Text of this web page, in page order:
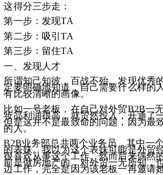
这得分三步走：
第一步：发现TA
第二步：吸引TA
第三步：留住TA
一、发现人才
所谓知己知彼，百战不殆。发现优秀
定要明确地知道，自己需要什么样的
有比较清晰的画像。
比如一号老板，在自己对外贸B2B一
妆品利润很高，就贸然投入，开通了
但是这并不是最致命的问题，因为最
的人。
B2B业务部总共两个业务员，其中一
的表妹。我以为这个表妹可能是外贸
很喜欢从事这个工作。然而后来偶然
前是做房地产的，对外贸一无所知，
边工作，完全是因为该老板一再邀请